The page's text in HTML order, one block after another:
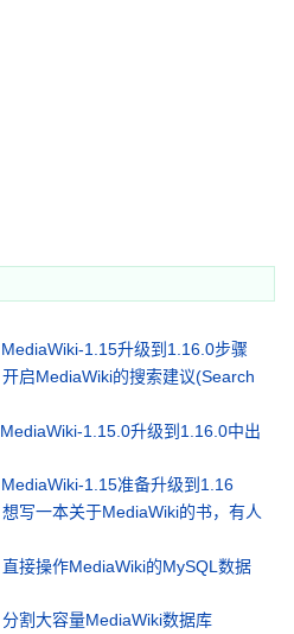
MediaWiki-1.15升级到1.16.0步骤
开启MediaWiki的搜索建议(Search
MediaWiki-1.15.0升级到1.16.0中出
MediaWiki-1.15准备升级到1.16
想写一本关于MediaWiki的书，有人
直接操作MediaWiki的MySQL数据
分割大容量MediaWiki数据库